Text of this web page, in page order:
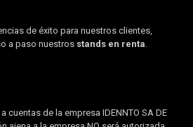
de éxito para nuestros clientes,
a paso nuestros stands en renta.
cuentas de la empresa IDENNTO SA DE